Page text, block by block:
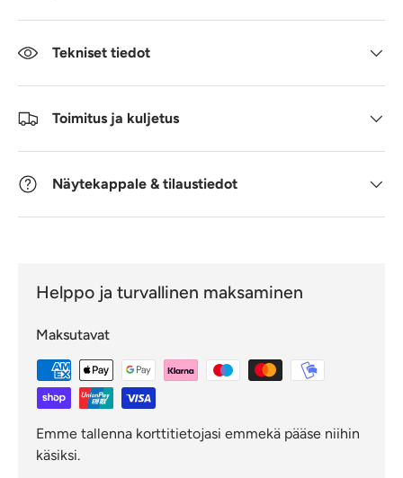
Tekniset tiedot
Toimitus ja kuljetus
Näytekappale & tilaustiedot
Helppo ja turvallinen maksaminen
Maksutavat
Emme tallenna korttitietojasi emmekä pääse niihin
käsiksi.